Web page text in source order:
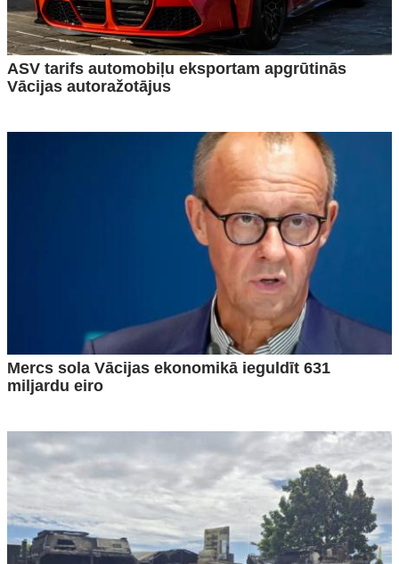
ASV tarifs automobiļu eksportam apgrūtinās
Vācijas autoražotājus
Mercs sola Vācijas ekonomikā ieguldīt 631
miljardu eiro